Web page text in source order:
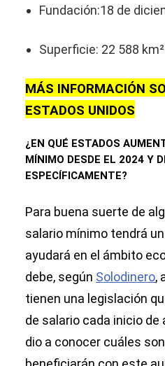
Fundación:18 de
Superficie: 22 588 km²
MÁS INFORMACIÓN
ESTADOS UNIDOS
¿EN QUÉ ESTADOS
MÍNIMO DESDE EL 2024 Y
ESPECÍFICAMENTE?
Para buena suerte de
salario mínimo tendrá
ayudará en el ámbito
debe, según Solodinero,
tienen una legislación
de salario cada inicio de
dio a conocer cuáles